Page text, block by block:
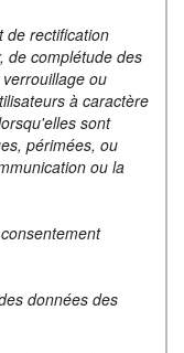
de rectification
de complétude des
ou
à caractère
sont
périmées, ou
ou la
données des